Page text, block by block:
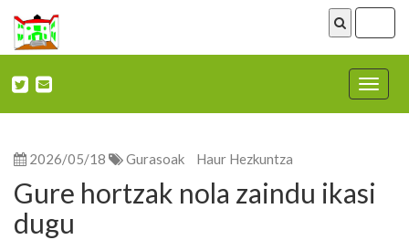
ireki
2026/05/18 Gurasoak Haur Hezkuntza
Gure hortzak nola zaindu ikasi
dugu